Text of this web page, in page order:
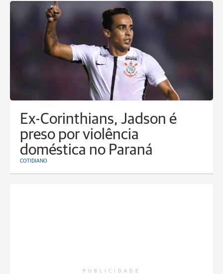
Ex-Corinthians, Jadson é
preso por violência
doméstica no Paraná
COTIDIANO
PUBLICIDADE